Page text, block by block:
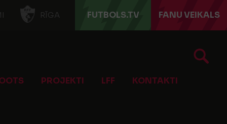
RĪGA FUTBOLS.TV FANU VEIKALS
PROJEKTI LFF KONTAKTI